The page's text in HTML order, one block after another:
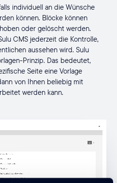
individuell an die Wünsche
können. Blöcke können
oder gelöscht werden.
CMS jederzeit die Kontrolle,
aussehen wird. Sulu
Prinzip. Das bedeutet,
Seite eine Vorlage
von Ihnen beliebig mit
werden kann.